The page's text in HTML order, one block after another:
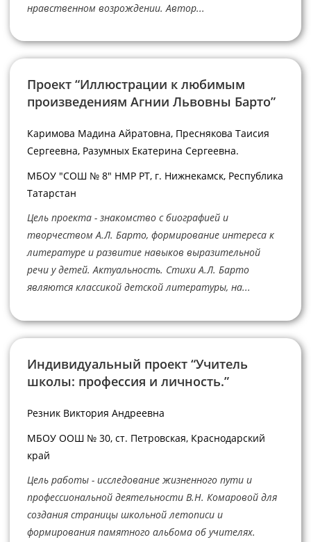
нравственном возрождении. Автор...
Проект “Иллюстрации к любимым
произведениям Агнии Львовны Барто”
Каримова Мадина Айратовна, Преснякова Таисия
Сергеевна, Разумных Екатерина Сергеевна.
МБОУ "СОШ № 8" НМР РТ, г. Нижнекамск, Республика
Татарстан
Цель проекта - знакомство с биографией и
творчеством А.Л. Барто, формирование интереса к
литературе и развитие навыков выразительной
речи у детей. Актуальность. Стихи А.Л. Барто
являются классикой детской литературы, на...
Индивидуальный проект “Учитель
школы: профессия и личность.”
Резник Виктория Андреевна
МБОУ ООШ № 30, ст. Петровская, Краснодарский
край
Цель работы - исследование жизненного пути и
профессиональной деятельности В.Н. Комаровой для
создания страницы школьной летописи и
формирования памятного альбома об учителях.